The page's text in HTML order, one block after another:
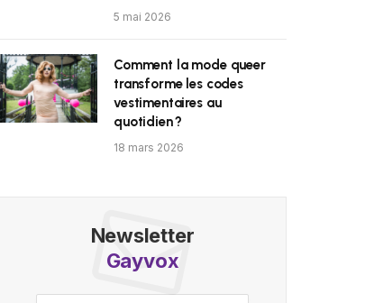
5 mai 2026
Comment la mode queer
transforme les codes
vestimentaires au
quotidien ?
18 mars 2026
Newsletter
Gayvox